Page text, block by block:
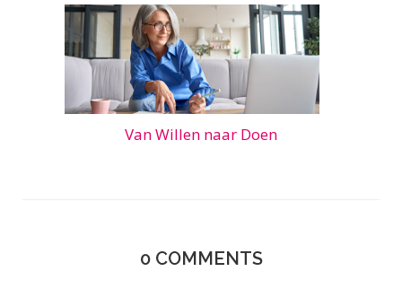
Van Willen naar Doen
0 COMMENTS